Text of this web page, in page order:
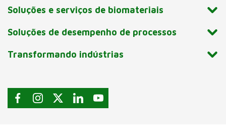
Soluções e serviços de biomateriais
Soluções de desempenho de processos
Transformando indústrias